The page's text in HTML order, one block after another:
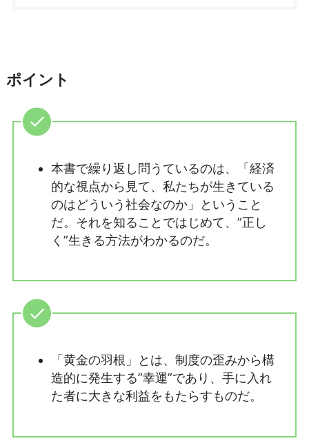
ポイント
本書で繰り返し問うているのは、「経済
的な視点から見て、私たちが生きている
のはどういう社会なのか」ということ
だ。それを知ることではじめて、”正し
く”生きる方法がわかるのだ。
「黄金の羽根」とは、制度の歪みから構
造的に発生する”幸運”であり、手に入れ
た者に大きな利益をもたらすものだ。